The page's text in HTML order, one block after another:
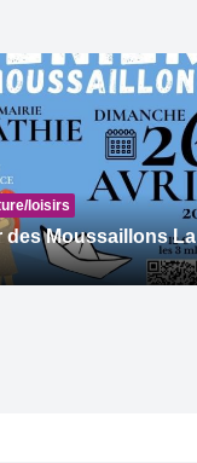
loisirs
des Moussaillons La